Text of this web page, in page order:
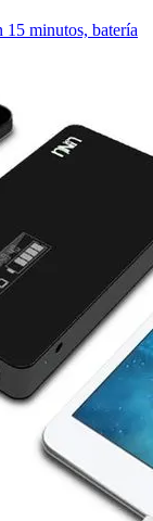
15 minutos, batería